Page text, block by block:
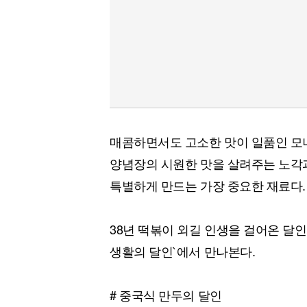
매콤하면서도 고소한 맛이 일품인
양념장의 시원한 맛을 살려주는 노
특별하게 만드는 가장 중요한 재료다.
38년 떡볶이 외길 인생을 걸어온 달
생활의 달인`에서 만나본다.
# 중국식 만두의 달인